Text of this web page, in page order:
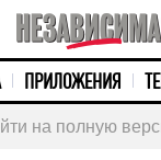
ПРИЛОЖЕНИЯ
на полную